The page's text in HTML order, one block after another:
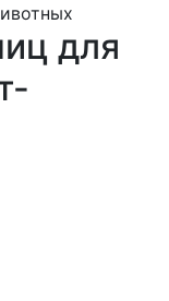
для